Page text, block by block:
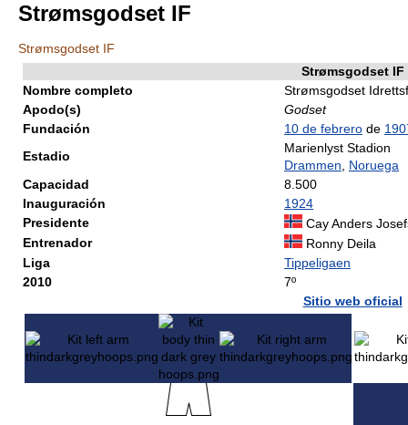
Strømsgodset IF
Strømsgodset IF
Strømsgodset IF
Nombre completo
Strømsgodset
Apodo(s)
Godset
Fundación
10 de febrero de
Estadio
Marienlyst Stadion
Drammen
Noruega
Capacidad
8.500
Inauguración
1924
Presidente
Cay Anders
Entrenador
Ronny Deila
Liga
Tippeligaen
2010
7º
Sitio web oficial